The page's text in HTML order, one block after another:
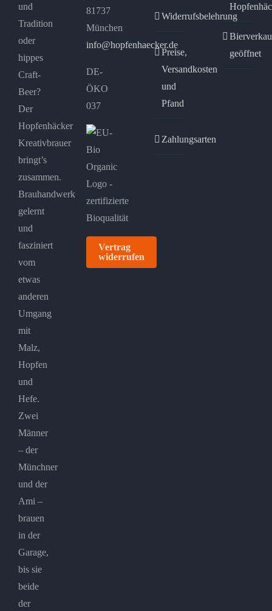
und
Tradition
oder
hippes
Craft-
Beer?
Der
Hopfenhäcker
Kreativbrauer
bringt’s
zusammen.
Brauhandwerk
gelernt
und
fasziniert
vom
etwas
anderen
Umgang
mit
Malz,
Hopfen
und
Hefe.
Zwei
Männer
– der
Münchner
und der
Ami –
brauen
in der
Garage,
bis sie
beide
der
81737
München
info@hopfenhaecker.de
DE-
ÖKO
037
Vertrag
widerrufen
Widerrufsbelehrung
Preise,
Versandkosten
und
Pfand
Zahlungsarten
geöffnet